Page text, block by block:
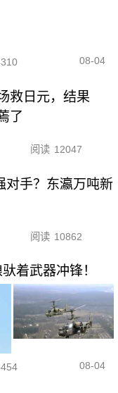
08-04
救日元，结果
了
阅读 12047
对手？东瀛万吨新
阅读 10862
着武器冲锋！
08-04